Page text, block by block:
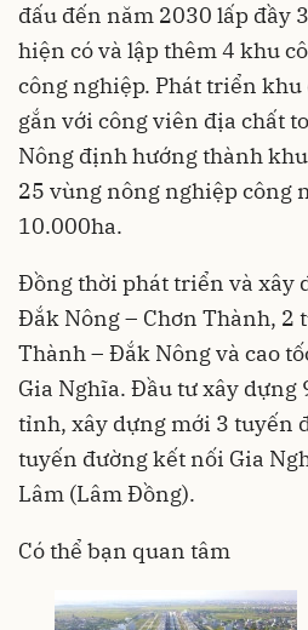
đấu đến năm 2030 lấp đầy
hiện có và lập thêm 4 khu
công nghiệp. Phát triển
gắn với công viên địa chất
Nông định hướng thành
25 vùng nông nghiệp công
10.000ha.
Đồng thời phát triển và xây
Đắk Nông – Chơn Thành, 2
Thành – Đắk Nông và cao
Gia Nghĩa. Đầu tư xây dựng
tỉnh, xây dựng mới 3 tuyến
tuyến đường kết nối Gia
Lâm (Lâm Đồng).
Có thể bạn quan tâm